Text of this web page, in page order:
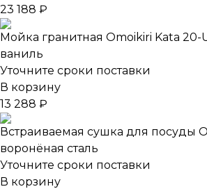
23 188 ₽
Мойка гранитная Omoikiri Kata 20-
ваниль
Уточните сроки поставки
В корзину
13 288 ₽
Встраиваемая сушка для посуды
воронёная сталь
Уточните сроки поставки
В корзину